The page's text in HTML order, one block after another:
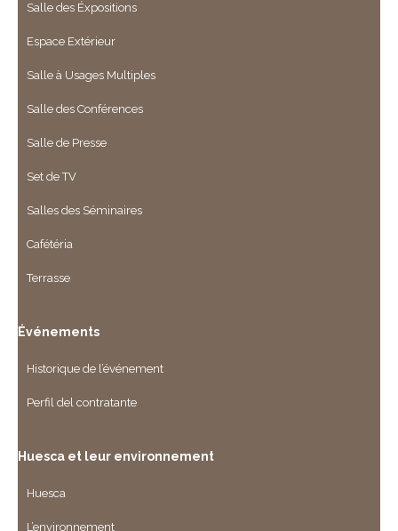
Salle des Éxpositions
Espace Extérieur
Salle à Usages Multiples
Salle des Conférences
Salle de Presse
Set de TV
Salles des Séminaires
Cafétéria
Terrasse
Événements
Historique de l’événement
Perfil del contratante
Huesca et leur environnement
Huesca
L’environnement